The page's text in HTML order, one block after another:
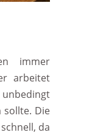
immer
arbeitet
sollte. Die
da